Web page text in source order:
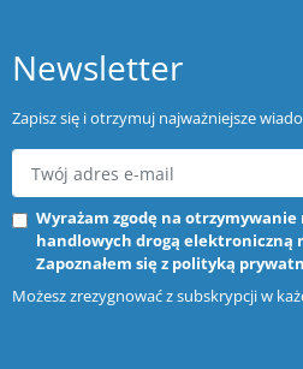
Newsletter
Zapisz się i otrzymuj najważniejsze
Wyrażam zgodę na
handlowych drogą elektroniczną
Zapoznałem się z polityką
Możesz zrezygnować z subskrypcji w